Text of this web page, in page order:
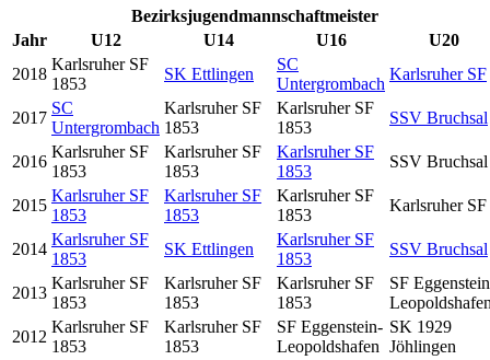
Bezirksjugendmannschaftmeister
Jahr
U12 U14 U16
U20
2018
Karlsruher SF
1853
SK Ettlingen
SC
Untergrombach
Karlsruher SF
2017
SC
Untergrombach
Karlsruher SF
1853
Karlsruher SF
1853
SSV Bruchsal
2016
Karlsruher SF
1853
Karlsruher SF
1853
Karlsruher SF
1853
SSV Bruchsal
2015
Karlsruher SF
1853
Karlsruher SF
1853
Karlsruher SF
1853
Karlsruher SF
2014
Karlsruher SF
1853
SK Ettlingen
Karlsruher SF
1853
SSV Bruchsal
2013
Karlsruher SF
1853
Karlsruher SF
1853
Karlsruher SF
1853
SF
2012
Karlsruher SF
1853
Karlsruher SF
1853
SF Eggenstein-
Leopoldshafen
SK 1929
Jöhlingen